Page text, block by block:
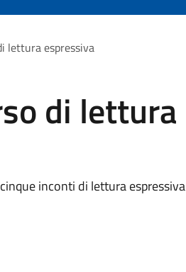
lettura espressiva
di lettura
inconti di lettura espressiva